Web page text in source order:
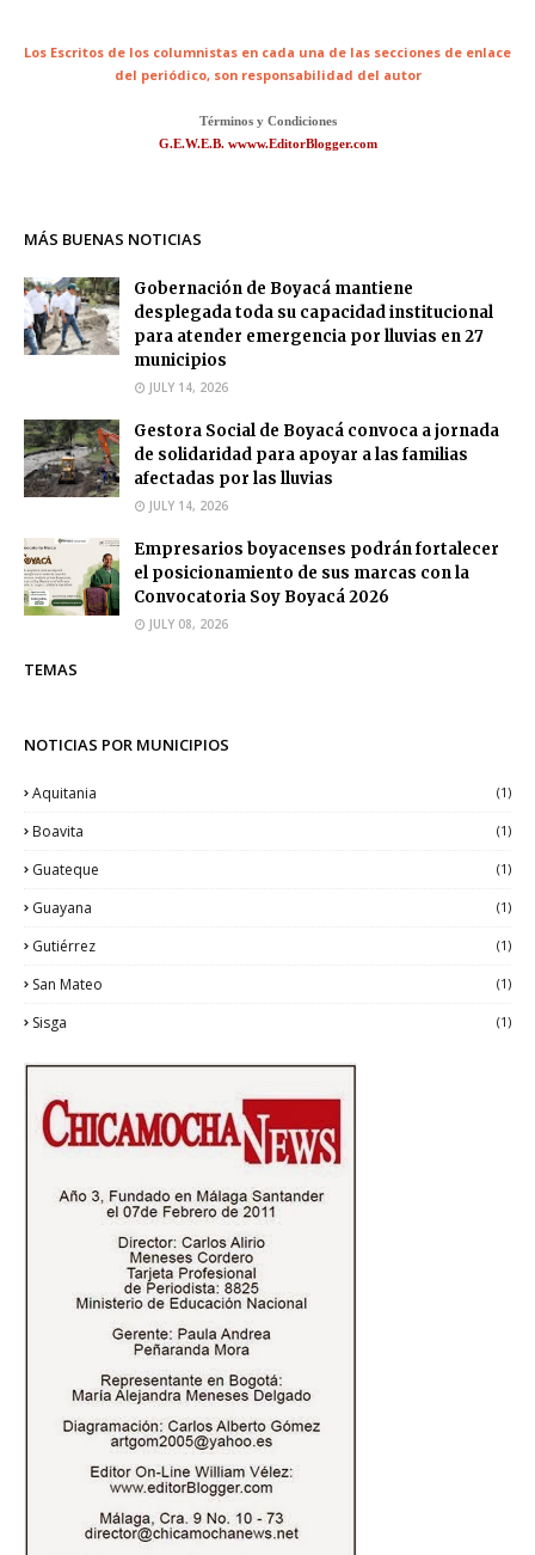
Los Escritos de los columnistas en cada una de las secciones de enlace
del periódico, son responsabilidad del autor
Términos y Condiciones
G.E.W.E.B. wwww.EditorBlogger.com
MÁS BUENAS NOTICIAS
Gobernación de Boyacá mantiene
desplegada toda su capacidad institucional
para atender emergencia por lluvias en 27
municipios
JULY 14, 2026
Gestora Social de Boyacá convoca a jornada
de solidaridad para apoyar a las familias
afectadas por las lluvias
JULY 14, 2026
Empresarios boyacenses podrán fortalecer
el posicionamiento de sus marcas con la
Convocatoria Soy Boyacá 2026
JULY 08, 2026
TEMAS
NOTICIAS POR MUNICIPIOS
Aquitania (1)
Boavita (1)
Guateque (1)
Guayana (1)
Gutiérrez (1)
San Mateo (1)
Sisga (1)